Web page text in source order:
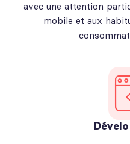
avec une attention
mobile et aux